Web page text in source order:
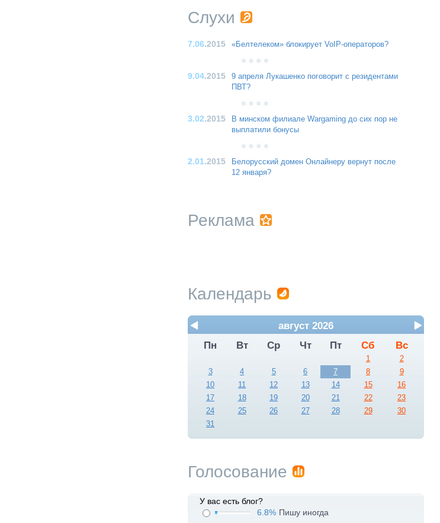
Слухи
7.06.2015 «Белтелеком» блокирует VoIP-операторов?
9.04.2015
9 апреля Лукашенко поговорит с резидентами
ПВТ?
3.02.2015
В минском филиале Wargaming до сих пор не
выплатили бонусы
2.01.2015
Белорусский домен Онлайнеру вернут после
12 января?
Реклама
Календарь
август 2026
Пн
Вт Ср Чт Пт Сб Вс
1
2
3
4 5 6 7 8
9
10
11 12 13 14 15
16
17
18 19 20 21 22
23
24
25 26 27 28 29
30
31
Голосование
У вас есть блог?
6.8% Пишу иногда